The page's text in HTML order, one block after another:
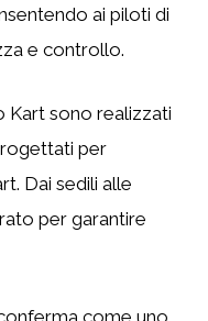
ai piloti di
e controllo.
Kart sono realizzati
per
Dai sedili alle
per garantire
come uno